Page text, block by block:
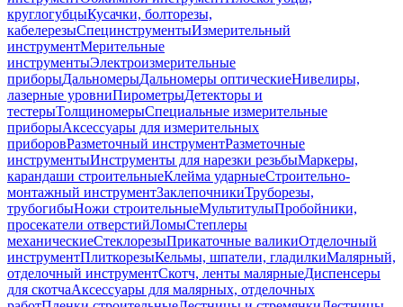
круглогубцыКусачки, болторезы,
кабелерезыСпецинструментыИзмерительный
инструментМерительные
инструментыЭлектроизмерительные
приборыДальномерыДальномеры оптическиеНивелиры,
лазерные уровниПирометрыДетекторы и
тестерыТолщиномерыСпециальные измерительные
приборыАксессуары для измерительных
приборовРазметочный инструментРазметочные
инструментыИнструменты для нарезки резьбыМаркеры,
карандаши строительныеКлейма ударныеСтроительно-
монтажный инструментЗаклепочникиТруборезы,
трубогибыНожи строительныеМультитулыПробойники,
просекатели отверстийЛомыСтеплеры
механическиеСтеклорезыПрикаточные валикиОтделочный
инструментПлиткорезыКельмы, шпатели, гладилкиМалярный,
отделочный инструментСкотч, ленты малярныеДиспенсеры
для скотчаАксессуары для малярных, отделочных